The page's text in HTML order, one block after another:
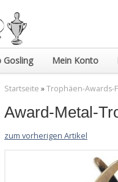
Gosling Mein Konto
Startseite »Trophäen-Awards-
Award-Metal-
zum vorherigen Artikel